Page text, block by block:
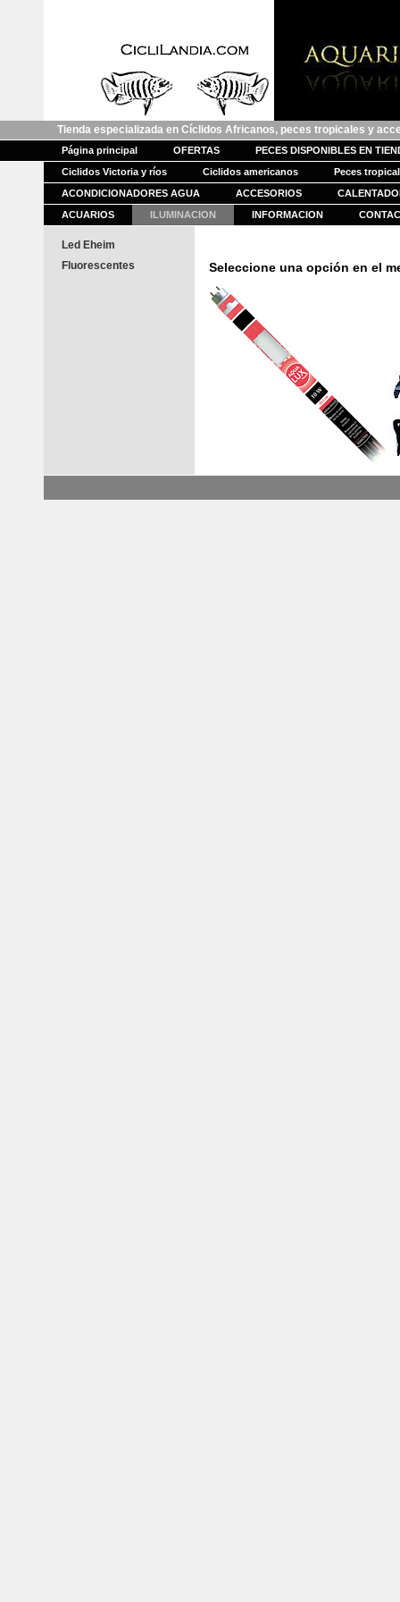
Tienda especializada en Cíclidos Africanos, peces tropicales y
Página principal OFERTAS
PECES DISPONIBLES EN
Ciclidos Victoria y ríos
Ciclidos americanos
Peces
ACONDICIONADORES AGUA
ACCESORIOS
ACUARIOS
ILUMINACION INFORMACION
Led Eheim
Fluorescentes
Seleccione una opción en el